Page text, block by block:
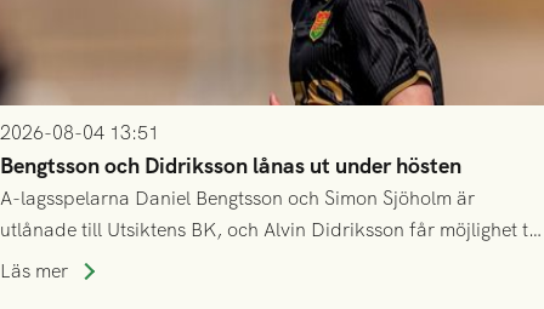
2026-08-04 13:51
Bengtsson och Didriksson lånas ut under hösten
A-lagsspelarna Daniel Bengtsson och Simon Sjöholm är
utlånade till Utsiktens BK, och Alvin Didriksson får möjlighet till
speltid i Hestrafors genom föreningssamarbete.
Läs mer